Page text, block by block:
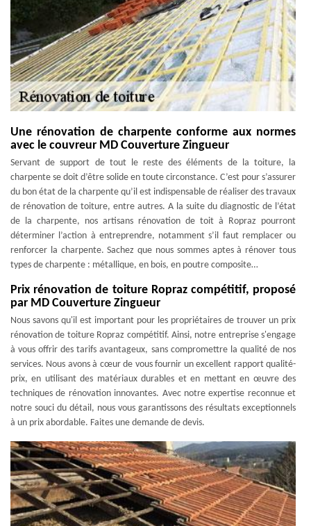
Une rénovation de charpente conforme aux normes
avec le couvreur MD Couverture Zingueur
Servant de support de tout le reste des éléments de la toiture, la
charpente se doit d’être solide en toute circonstance. C’est pour s’assurer
du bon état de la charpente qu’il est indispensable de réaliser des travaux
de rénovation de toiture, entre autres. A la suite du diagnostic de l’état
de la charpente, nos artisans rénovation de toit à Ropraz pourront
déterminer l’action à entreprendre, notamment s’il faut remplacer ou
renforcer la charpente. Sachez que nous sommes aptes à rénover tous
types de charpente : métallique, en bois, en poutre composite…
Prix rénovation de toiture Ropraz compétitif, proposé
par MD Couverture Zingueur
Nous savons qu'il est important pour les propriétaires de trouver un prix
rénovation de toiture Ropraz compétitif. Ainsi, notre entreprise s'engage
à vous offrir des tarifs avantageux, sans compromettre la qualité de nos
services. Nous avons à cœur de vous fournir un excellent rapport qualité-
prix, en utilisant des matériaux durables et en mettant en œuvre des
techniques de rénovation innovantes. Avec notre expertise reconnue et
notre souci du détail, nous vous garantissons des résultats exceptionnels
à un prix abordable. Faites une demande de devis.